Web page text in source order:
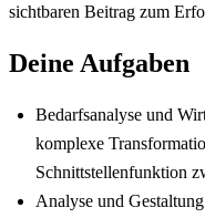
sichtbaren Beitrag zum
Deine Aufgaben
Bedarfsanalyse und
komplexe
Schnittstellenfunktion
Analyse und